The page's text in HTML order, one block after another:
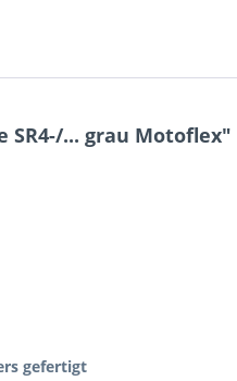
... grau Motoflex"
gefertigt